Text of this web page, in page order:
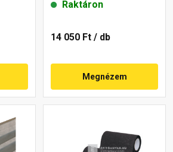
Raktáron
14 050 Ft / db
Megnézem